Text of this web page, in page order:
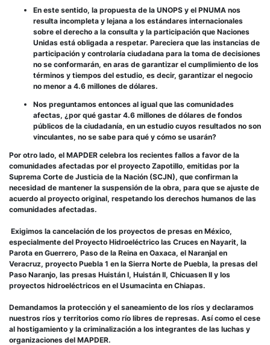
En este sentido, la propuesta de la UNOPS y el PNUMA nos
resulta incompleta y lejana a los estándares internacionales
sobre el derecho a la consulta y la participación que Naciones
Unidas está obligada a respetar. Pareciera que las instancias de
participación y controlaría ciudadana para la toma de decisiones
no se conformarán, en aras de garantizar el cumplimiento de los
términos y tiempos del estudio, es decir, garantizar el negocio
no menor a 4.6 millones de dólares.
Nos preguntamos entonces al igual que las comunidades
afectas, ¿por qué gastar 4.6 millones de dólares de fondos
públicos de la ciudadanía, en un estudio cuyos resultados no son
vinculantes, no se sabe para qué y cómo se usarán?
Por otro lado, el MAPDER celebra los recientes fallos a favor de la
comunidades afectadas por el proyecto Zapotillo, emitidas por la
Suprema Corte de Justicia de la Nación (SCJN), que confirman la
necesidad de mantener la suspensión de la obra, para que se ajuste de
acuerdo al proyecto original, respetando los derechos humanos de las
comunidades afectadas.
Exigimos la cancelación de los proyectos de presas en México,
especialmente del Proyecto Hidroeléctrico las Cruces en Nayarit, la
Parota en Guerrero, Paso de la Reina en Oaxaca, el Naranjal en
Veracruz, proyecto Puebla 1 en la Sierra Norte de Puebla, la presas del
Paso Naranjo, las presas Huistán I, Huistán II, Chicuasen II y los
proyectos hidroeléctricos en el Usumacinta en Chiapas.
Demandamos la protección y el saneamiento de los ríos y declaramos
nuestros ríos y territorios como río libres de represas. Así como el cese
al hostigamiento y la criminalización a los integrantes de las luchas y
organizaciones del MAPDER.